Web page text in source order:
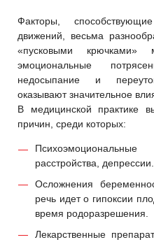
Факторы,
движений, весьма
«пусковыми крючками»
эмоциональные
недосыпание и
оказывают значительное
В медицинской практике
причин, среди которых:
расстройства, депрессии.
Осложнения
речь идет о гипоксии
время родоразрешения.
Лекарственные